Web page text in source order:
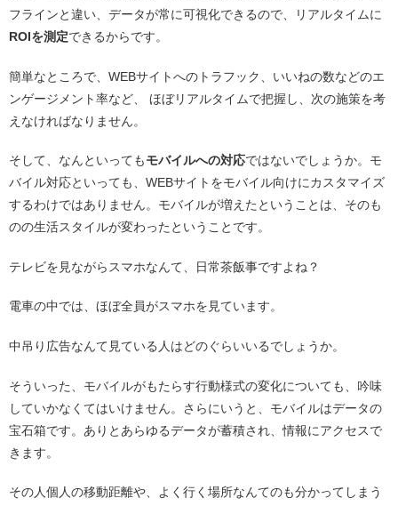
フラインと違い、データが常に可視化できるので、リアルタイムに
ROIを測定できるからです。
簡単なところで、WEBサイトへのトラフック、いいねの数などのエ
ンゲージメント率など、 ほぼリアルタイムで把握し、次の施策を考
えなければなりません。
そして、なんといってもモバイルへの対応ではないでしょうか。モ
バイル対応といっても、WEBサイトをモバイル向けにカスタマイズ
するわけではありません。モバイルが増えたということは、そのも
のの生活スタイルが変わったということです。
テレビを見ながらスマホなんて、日常茶飯事ですよね？
電車の中では、ほぼ全員がスマホを見ています。
中吊り広告なんて見ている人はどのぐらいいるでしょうか。
そういった、モバイルがもたらす行動様式の変化についても、吟味
していかなくてはいけません。さらにいうと、モバイルはデータの
宝石箱です。ありとあらゆるデータが蓄積され、情報にアクセスで
きます。
その人個人の移動距離や、よく行く場所なんてのも分かってしまう